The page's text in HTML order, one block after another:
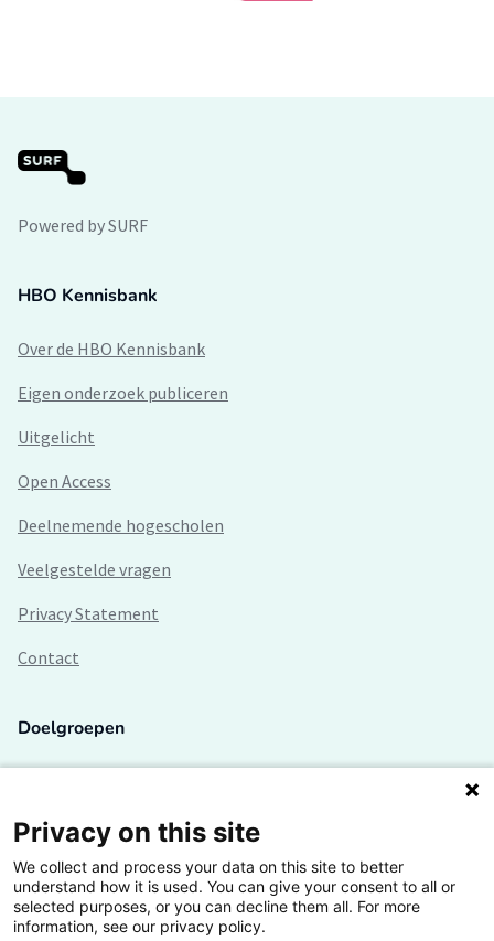
Powered by SURF
HBO Kennisbank
Over de HBO Kennisbank
Eigen onderzoek publiceren
Uitgelicht
Open Access
Deelnemende hogescholen
Veelgestelde vragen
Privacy Statement
Contact
Doelgroepen
Lectoren en onderzoekers
Bedrijven
Hogescholen
Privacy on this site
We collect and process your data on this site to better
understand how it is used. You can give your consent to all or
selected purposes, or you can decline them all. For more
information, see our privacy policy.